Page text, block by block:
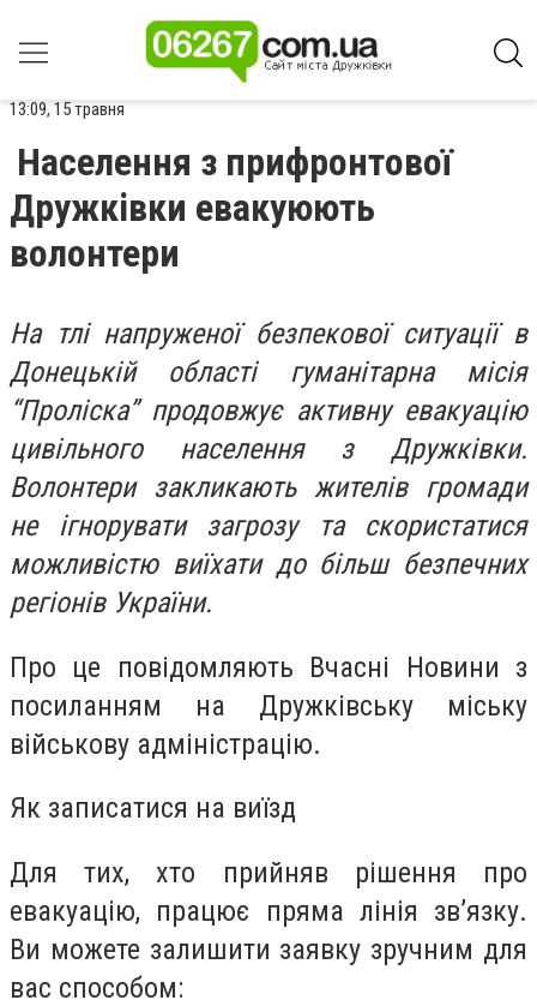
13:09, 15 травня
Населення з прифронтової
Дружківки евакуюють
волонтери
На тлі напруженої безпекової ситуації в
Донецькій області гуманітарна місія
“Проліска” продовжує активну евакуацію
цивільного населення з Дружківки.
Волонтери закликають жителів громади
не ігнорувати загрозу та скористатися
можливістю виїхати до більш безпечних
регіонів України.
Про це повідомляють Вчасні Новини з
посиланням на Дружківську міську
військову адміністрацію.
Як записатися на виїзд
Для тих, хто прийняв рішення про
евакуацію, працює пряма лінія зв’язку.
Ви можете залишити заявку зручним для
вас способом: